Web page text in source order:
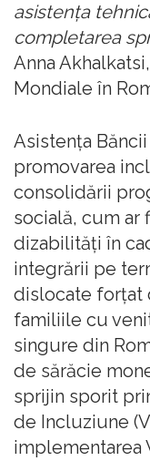
asistenţa
completarea
Anna
Mondiale în
Asistenţa
promovarea
consolidării
socială, cum ar
dizabilităţi în
integrării pe
dislocate forţat
familiile cu
singure din
de sărăcie
sprijin sporit
de Incluziune
implementarea